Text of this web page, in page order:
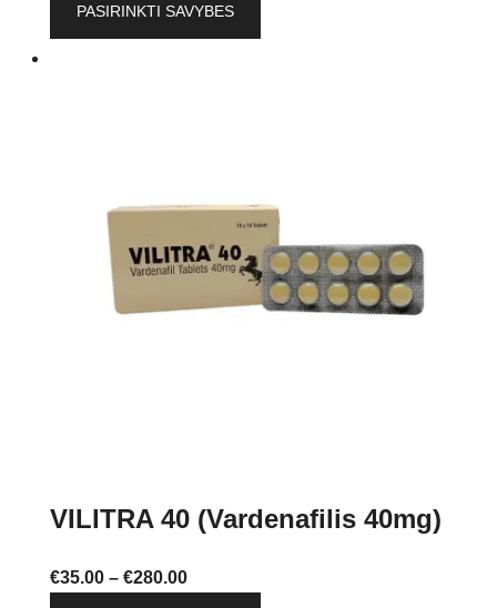
PASIRINKTI SAVYBES
be
chosen
on
the
VILITRA 40 (Vardenafilis 40mg)
€35.00 – €280.00Price